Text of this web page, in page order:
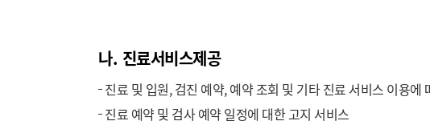
나. 진료서비스제공
진료 및 입원, 검진 예약, 예약 조회 및 기타 진료 서비스 이용에
진료 예약 및 검사 예약 일정에 대한 고지 서비스